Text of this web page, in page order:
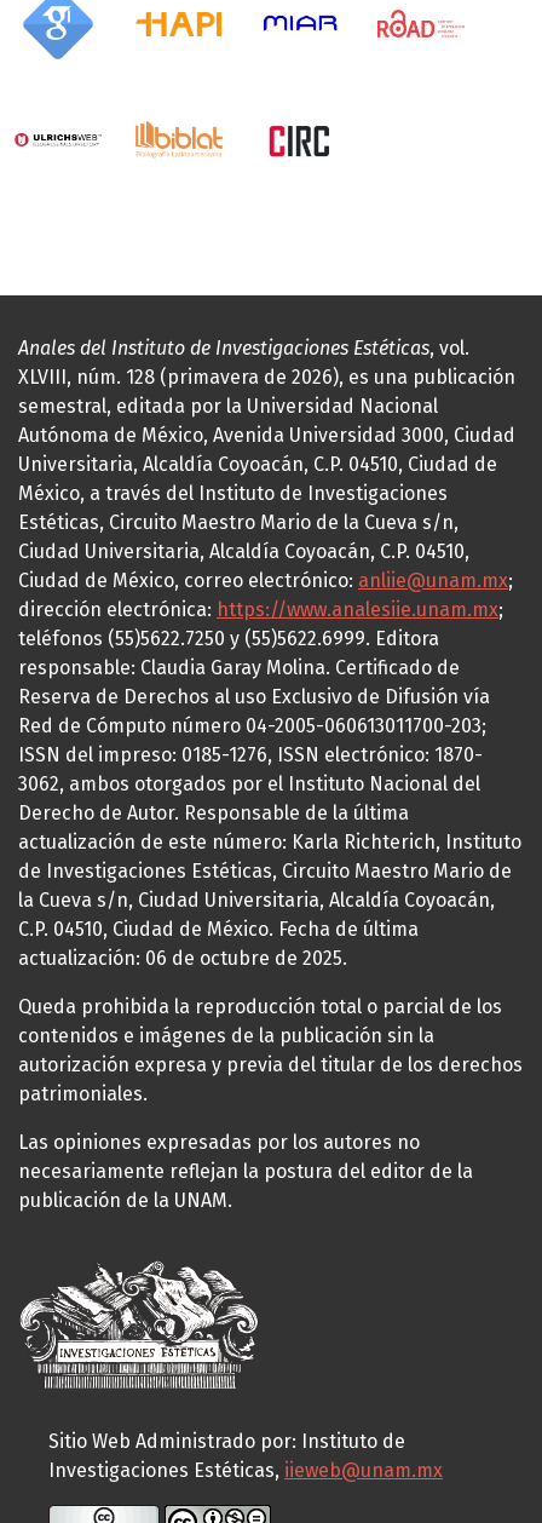
Anales del Instituto de Investigaciones Estéticas, vol.
XLVIII, núm. 128 (primavera de 2026), es una publicación
semestral, editada por la Universidad Nacional
Autónoma de México, Avenida Universidad 3000, Ciudad
Universitaria, Alcaldía Coyoacán, C.P. 04510, Ciudad de
México, a través del Instituto de Investigaciones
Estéticas, Circuito Maestro Mario de la Cueva s/n,
Ciudad Universitaria, Alcaldía Coyoacán, C.P. 04510,
Ciudad de México, correo electrónico: anliie@unam.mx;
dirección electrónica: https://www.analesiie.unam.mx;
teléfonos (55)5622.7250 y (55)5622.6999. Editora
responsable: Claudia Garay Molina. Certificado de
Reserva de Derechos al uso Exclusivo de Difusión vía
Red de Cómputo número 04-2005-060613011700-203;
ISSN del impreso: 0185-1276, ISSN electrónico: 1870-
3062, ambos otorgados por el Instituto Nacional del
Derecho de Autor. Responsable de la última
actualización de este número: Karla Richterich, Instituto
de Investigaciones Estéticas, Circuito Maestro Mario de
la Cueva s/n, Ciudad Universitaria, Alcaldía Coyoacán,
C.P. 04510, Ciudad de México. Fecha de última
actualización: 06 de octubre de 2025.
Queda prohibida la reproducción total o parcial de los
contenidos e imágenes de la publicación sin la
autorización expresa y previa del titular de los derechos
patrimoniales.
Las opiniones expresadas por los autores no
necesariamente reflejan la postura del editor de la
publicación de la UNAM.
Sitio Web Administrado por: Instituto de
Investigaciones Estéticas, iieweb@unam.mx